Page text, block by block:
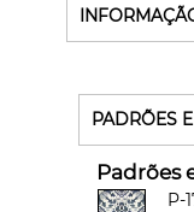
PADRÕES
Padrões
P-